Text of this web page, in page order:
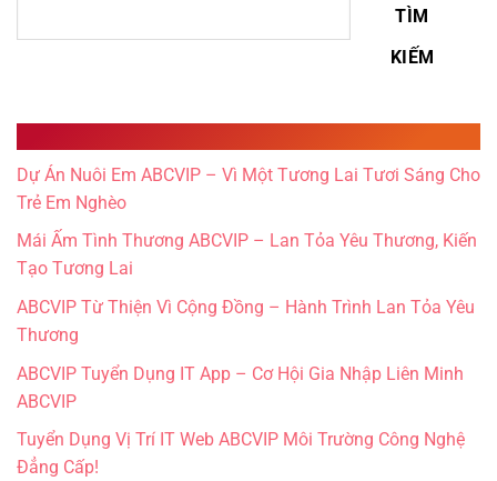
TÌM
KIẾM
Dự Án Nuôi Em ABCVIP – Vì Một Tương Lai Tươi Sáng Cho
Trẻ Em Nghèo
Mái Ấm Tình Thương ABCVIP – Lan Tỏa Yêu Thương, Kiến
Tạo Tương Lai
ABCVIP Từ Thiện Vì Cộng Đồng – Hành Trình Lan Tỏa Yêu
Thương
ABCVIP Tuyển Dụng IT App – Cơ Hội Gia Nhập Liên Minh
ABCVIP
Tuyển Dụng Vị Trí IT Web ABCVIP Môi Trường Công Nghệ
Đẳng Cấp!